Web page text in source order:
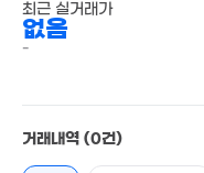
최근 실거래가
없음
-
거래내역 (0건)